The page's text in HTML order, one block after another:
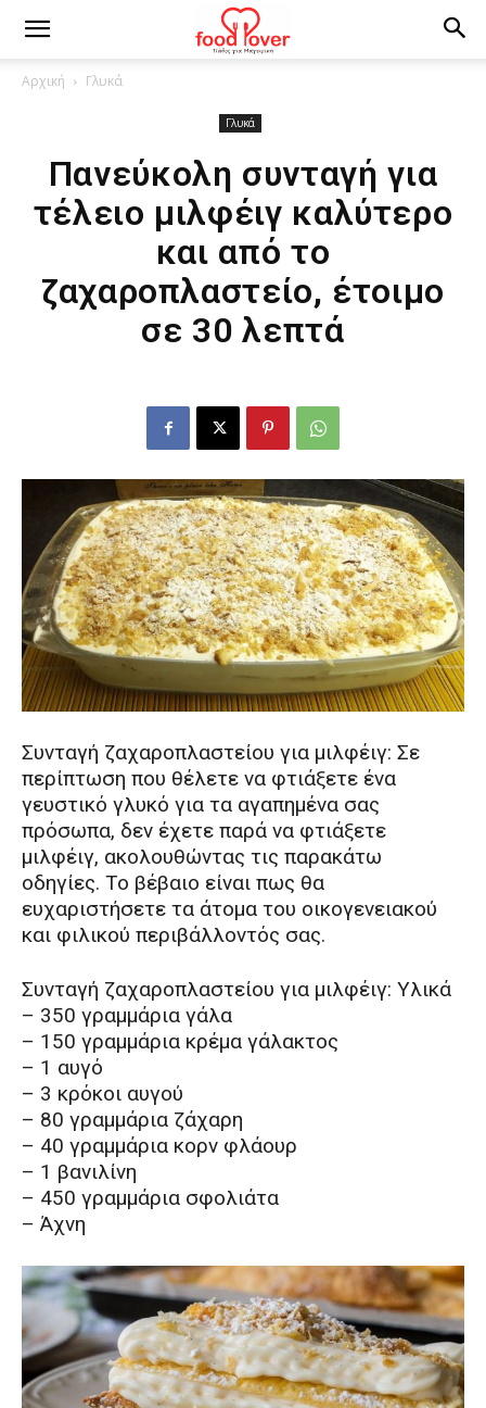
Αρχική Γλυκά
Γλυκά
Πανεύκολη συνταγή για
τέλειο μιλφέιγ καλύτερο
και από το
ζαχαροπλαστείο, έτοιμο
σε 30 λεπτά
Συνταγή ζαχαροπλαστείου για μιλφέιγ: Σε
περίπτωση που θέλετε να φτιάξετε ένα
γευστικό γλυκό για τα αγαπημένα σας
πρόσωπα, δεν έχετε παρά να φτιάξετε
μιλφέιγ, ακολουθώντας τις παρακάτω
οδηγίες. Το βέβαιο είναι πως θα
ευχαριστήσετε τα άτομα του οικογενειακού
και φιλικού περιβάλλοντός σας.
Συνταγή ζαχαροπλαστείου για μιλφέιγ: Υλικά
– 350 γραμμάρια γάλα
– 150 γραμμάρια κρέμα γάλακτος
– 1 αυγό
– 3 κρόκοι αυγού
– 80 γραμμάρια ζάχαρη
– 40 γραμμάρια κορν φλάουρ
– 1 βανιλίνη
– 450 γραμμάρια σφολιάτα
– Άχνη